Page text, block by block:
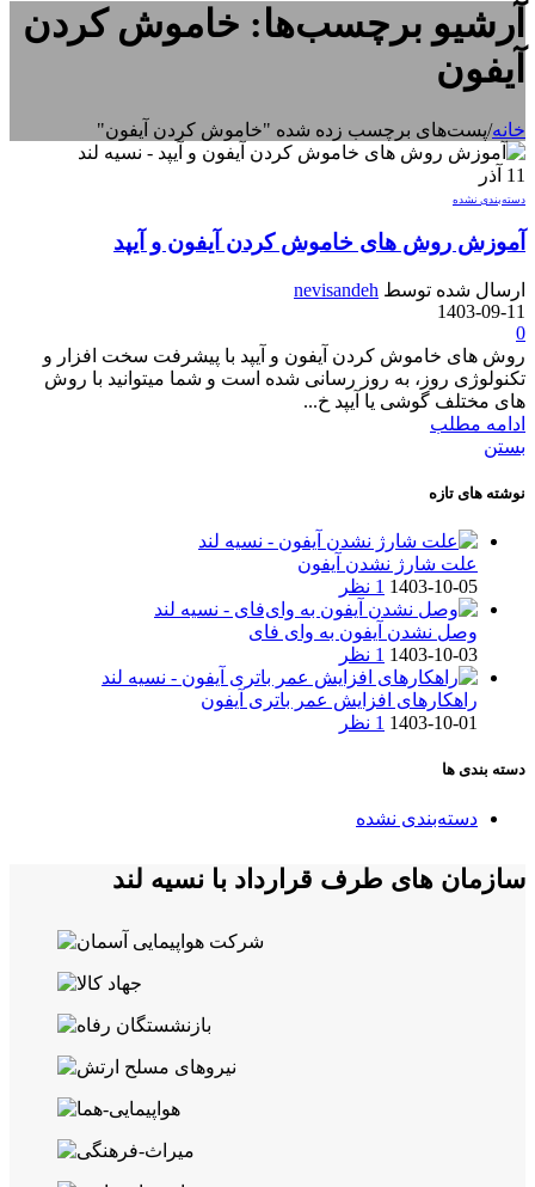
آرشیو برچسب‌ها: خاموش کردن
آیفون
خانه/پست‌های برچسب زده شده "خاموش کردن آیفون"
11 آذر
دسته‌بندی نشده
آموزش روش های خاموش کردن آیفون و آیپد
ارسال شده توسط nevisandeh
1403-09-11
0
روش های خاموش کردن آیفون و آیپد با پیشرفت سخت افزار و
تکنولوژی روز، به روز رسانی شده است و شما میتوانید با روش
های مختلف گوشی یا آیپد خ...
ادامه مطلب
بستن
نوشته های تازه
علت شارژ نشدن آیفون
1403-10-05 1 نظر
وصل نشدن آیفون به وای فای
1403-10-03 1 نظر
راهکارهای افزایش عمر باتری آیفون
1403-10-01 1 نظر
دسته بندی ها
دسته‌بندی نشده
سازمان های طرف قرارداد با نسیه لند